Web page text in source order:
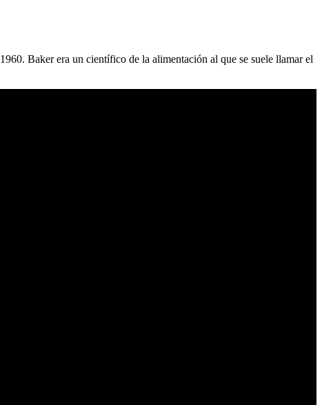
Baker era un científico de la alimentación al que se suele llamar el